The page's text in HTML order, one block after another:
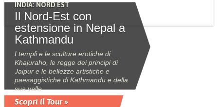
INDIA: NORD EST
Il Nord-Est con
estensione in Nepal a
Kathmandu
I templi e le sculture erotiche di
Khajuraho, le regge dei principi di
Jaipur e le bellezze artistiche e
paesaggistiche di Kathmandu e della
sua valle
Scopri il Tour »